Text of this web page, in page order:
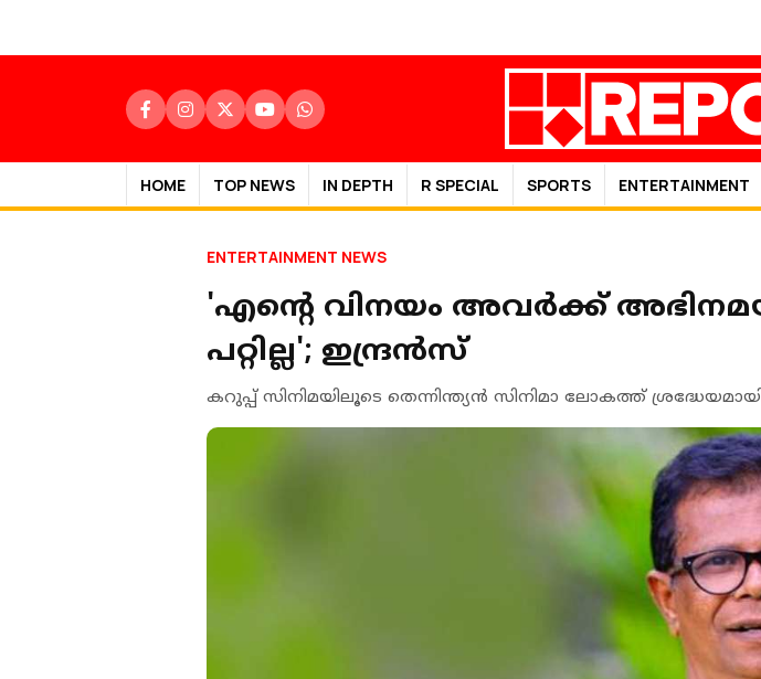
HOME TOP NEWS IN DEPTH R SPECIAL SPORTS ENTERTAINMENT
ENTERTAINMENT NEWS
'എന്റെ വിനയം അവര്‍ക്ക്
പറ്റില്ല'; ഇന്ദ്രന്‍സ്
കറുപ്പ് സിനിമയിലൂടെ തെന്നിന്ത്യന്‍ സിനിമാ ലോകത്ത്